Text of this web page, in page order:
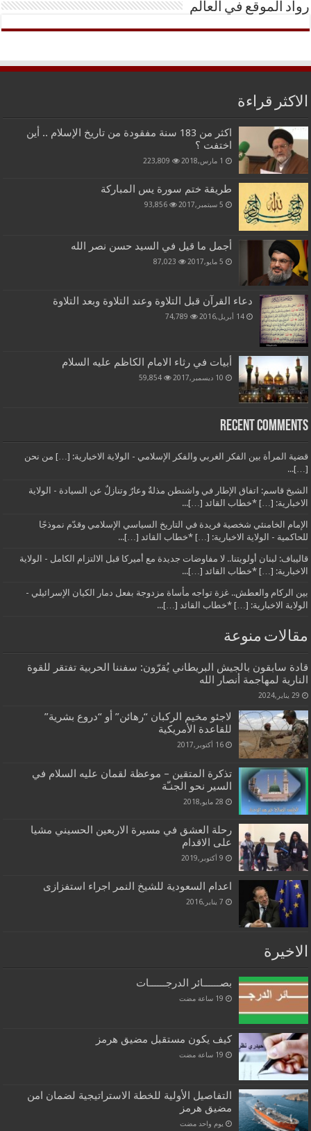
رواد الموقع في العالم
الاكثر قراءة
اكثر من 183 سنة مفقودة من تاريخ الإسلام .. أين
اختفت ؟
1 مارس,2018 223,809
طريقة ختم سورة يس المباركة
5 سبتمبر,2017 93,856
أجمل ما قيل في السيد حسن نصر الله
5 مايو,2017 87,023
دعاء القرآن قبل التلاوة وعند التلاوة وبعد التلاوة
14 أبريل,2016 74,789
أبيات في رثاء الامام الكاظم عليه السلام
10 ديسمبر,2017 59,854
Recent Comments
قضية المرأة بين الفكر الغربي والفكر الإسلامي - الولاية الاخبارية: […] من نحن
[…]...
الشيخ قاسم: اتفاق الإطار في واشنطن مذلةٌ وعارٌ وتنازلٌ عن السيادة - الولاية
الاخبارية: […] *خطاب القائد […]...
الإمام الخامنئي شخصية فريدة في التاريخ السياسي الإسلامي وقدّم نموذجًا
للحاكمية - الولاية الاخبارية: […] *خطاب القائد […]...
قاليباف: لبنان أولويتنا.. لا مفاوضات جديدة مع أميركا قبل الالتزام الكامل - الولاية
الاخبارية: […] *خطاب القائد […]...
بين الركام والعطش.. غزة تواجه مأساة مزدوجة بفعل دمار الكيان الإسرائيلي -
الولاية الاخبارية: […] *خطاب القائد […]...
مقالات منوعة
قادة سابقون بالجيش البريطاني يُقرّون: سفننا الحربية تفتقر للقوة
النارية لمهاجمة أنصار الله
29 يناير,2024
لاجئو مخيم الركبان “رهائن” أو “دروع بشرية”
للقاعدة الأمريكية
16 أكتوبر,2017
تذكرة المتقين – موعظة لقمان عليه السلام في
السير نحو الجنـّة
28 مايو,2018
رحلة العشق في مسيرة الاربعين الحسيني مشيا
على الاقدام
9 أكتوبر,2019
اعدام السعودیة للشیخ النمر اجراء استفزازی
7 يناير,2016
الاخيرة
بصــــــائر الدرجــــــات
كيف يكون مستقبل مضيق هرمز
التفاصيل الأولية للخطة الاستراتيجية لضمان امن
مضيق هرمز
‏يوم واحد مضت